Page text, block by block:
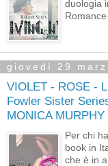
duologia
giovedì 29
VIOLET - ROSE -
Fowler Sister
MONICA MURPHY
Per chi
book in
che è in